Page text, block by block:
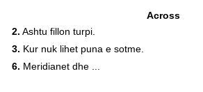
Across
2. Ashtu fillon turpi.
3. Kur nuk lihet puna e sotme.
6. Meridianet dhe ...